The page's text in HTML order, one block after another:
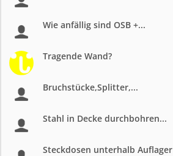
Wie anfällig sind OSB +...
Tragende Wand?
Bruchstücke,Splitter,...
Stahl in Decke durchbohren...
Steckdosen unterhalb Auflager